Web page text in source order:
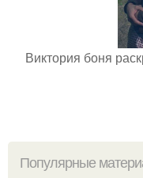
Виктория боня
Популярные